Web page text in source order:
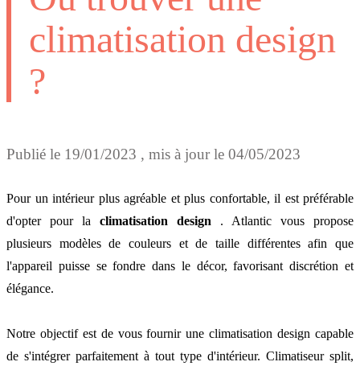
climatisation design
?
Publié le 19/01/2023 , mis à jour le 04/05/2023
Pour un intérieur plus agréable et plus confortable, il est préférable
d'opter pour la climatisation design . Atlantic vous propose
plusieurs modèles de couleurs et de taille différentes afin que
l'appareil puisse se fondre dans le décor, favorisant discrétion et
élégance.
Notre objectif est de vous fournir une climatisation design capable
de s'intégrer parfaitement à tout type d'intérieur. Climatiseur split,